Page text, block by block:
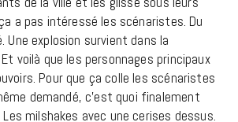
a pas intéressé les scénaristes. Du
Une explosion survient dans la
Et voilà que les personnages principaux
Pour que ça colle les scénaristes
demandé, c’est quoi finalement
Les milshakes avec une cerises dessus.